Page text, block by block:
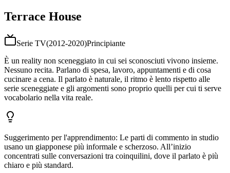
Terrace House
Serie TV(2012-2020)Principiante
È un reality non sceneggiato in cui sei sconosciuti vivono insieme.
Nessuno recita. Parlano di spesa, lavoro, appuntamenti e di cosa
cucinare a cena. Il parlato è naturale, il ritmo è lento rispetto alle
serie sceneggiate e gli argomenti sono proprio quelli per cui ti serve
vocabolario nella vita reale.
Suggerimento per l'apprendimento: Le parti di commento in studio
usano un giapponese più informale e scherzoso. All’inizio
concentrati sulle conversazioni tra coinquilini, dove il parlato è più
chiaro e più standard.